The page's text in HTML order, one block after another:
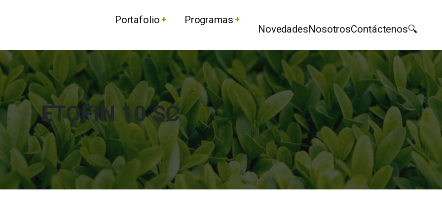
Portafolio Programas
NovedadesNosotrosContáctenos
ETOFIN 10 SC